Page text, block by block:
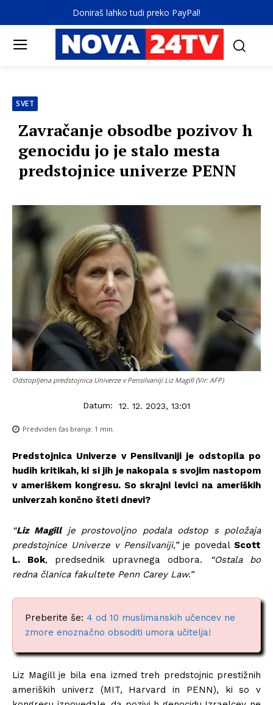
Doniraš lahko tudi preko PayPal!
SVET
Zavračanje obsodbe pozivov h
genocidu jo je stalo mesta
predstojnice univerze PENN
Odstopljena predstojnica Univerze v Pensilvaniji Liz Magill (Vir: AFP)
Datum: 12. 12. 2023, 13:01
Predviden čas branja: 1 min.
Predstojnica Univerze v Pensilvaniji je odstopila po
hudih kritikah, ki si jih je nakopala s svojim nastopom
v ameriškem kongresu. So skrajni levici na ameriških
univerzah končno šteti dnevi?
“Liz Magillje prostovoljno podala odstop s položaja
predstojnice Univerze v Pensilvaniji,”je povedal Scott
L. Bok, predsednik upravnega odbora.
“Ostala bo
redna članica fakultete Penn Carey Law.”
Preberite še: 4 od 10 muslimanskih učencev ne
zmore enoznačno obsoditi umora učitelja!
Liz Magill je bila ena izmed treh predstojnic prestižnih
ameriških univerz (MIT, Harvard in PENN), ki so v